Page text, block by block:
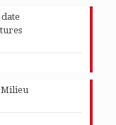
Milieu